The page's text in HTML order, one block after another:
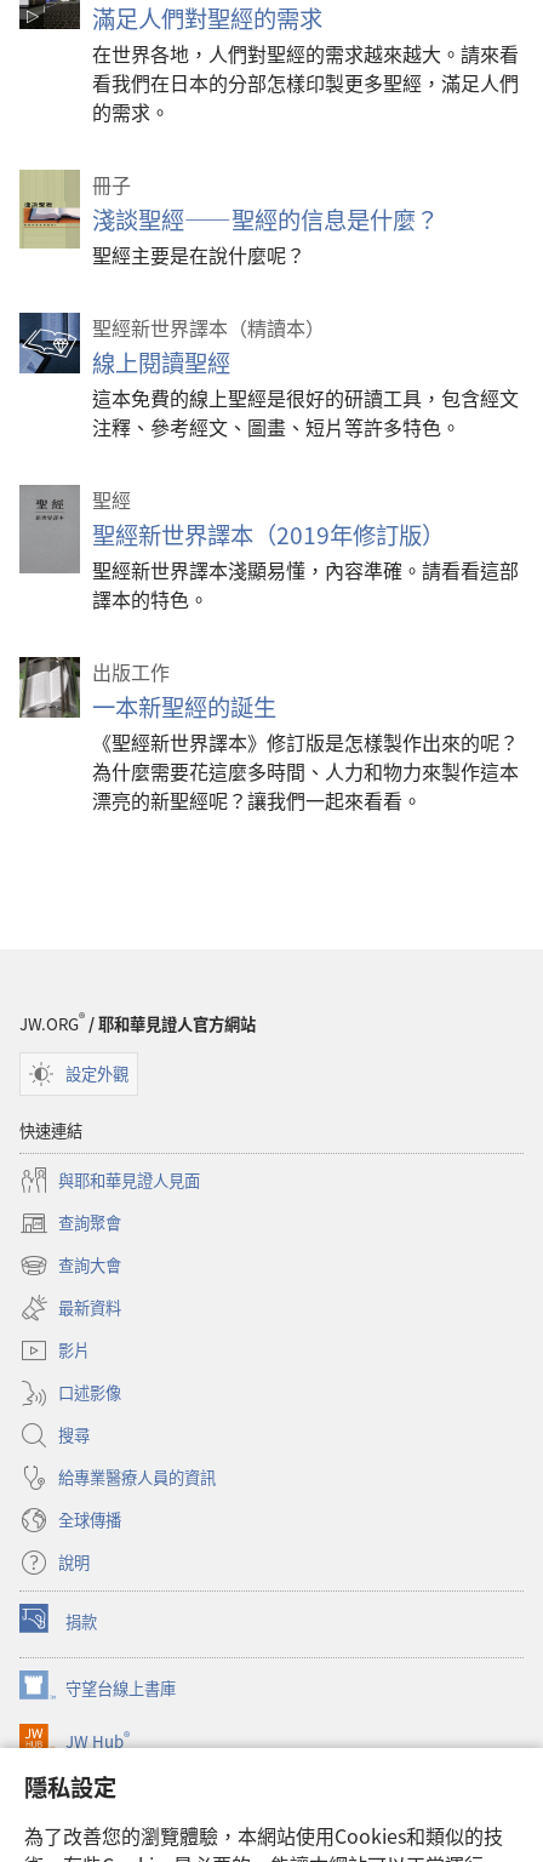
隱私設定
為了改善您的瀏覽體驗，本網站使用Cookies和類似的技
滿足人們對聖經的需求
在世界各地，人們對聖經的需求越來越大。請來看
看我們在日本的分部怎樣印製更多聖經，滿足人們
的需求。
冊子
淺談聖經——聖經的信息是什麼？
聖經主要是在說什麼呢？
聖經新世界譯本（精讀本）
線上閱讀聖經
這本免費的線上聖經是很好的研讀工具，包含經文
注釋、參考經文、圖畫、短片等許多特色。
聖經
聖經新世界譯本（2019年修訂版）
聖經新世界譯本淺顯易懂，內容準確。請看看這部
譯本的特色。
出版工作
一本新聖經的誕生
《聖經新世界譯本》修訂版是怎樣製作出來的呢？
為什麼需要花這麼多時間、人力和物力來製作這本
漂亮的新聖經呢？讓我們一起來看看。
JW.ORG® / 耶和華見證人官方網站
設定外觀
快速連結
與耶和華見證人見面
查詢聚會
（開
啟
新
視
窗）
查詢大會
（開
啟
新
視
最新資料
影片
口述影像
搜尋
給專業醫療人員的資訊
全球傳播
說明
捐款
（開
啟
新
視
窗）
守望台線上書庫
（開
啟
新
窗）
JW Hub®
（開
啟
新
視
窗）
JW Library®
Watchtower Library